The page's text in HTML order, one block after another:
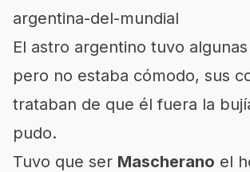
argentina-del-mundial
El astro argentino tuvo
pero no estaba cómodo, sus
trataban de que él fuera la
pudo.
Tuvo que ser Mascherano el